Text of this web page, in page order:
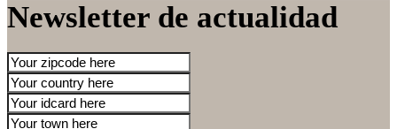
Newsletter de actualidad